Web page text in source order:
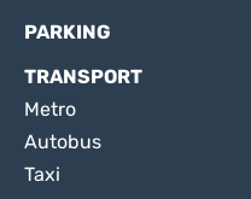
PARKING
TRANSPORT
Metro
Autobus
Taxi